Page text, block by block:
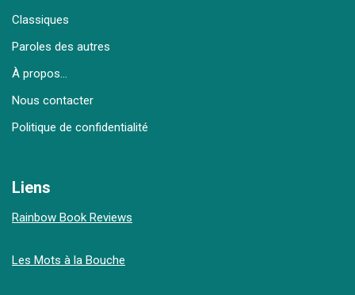
Classiques
Paroles des autres
À propos…
Nous contacter
Politique de confidentialité
Liens
Rainbow Book Reviews
Les Mots à la Bouche